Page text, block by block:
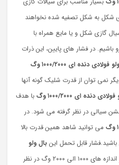
شکل به شکل تصفیه ‌شده نخواهند
گازی شکل و یا مایع همراه با
در فشار های پایین، این ذرات
فولادی دنده ای ۱۰۰۰/۲۰۰۰ وگ
نمی ‌توان از قدرت شلیک گونه آنها
دنده ای ۱۰۰۰/۲۰۰۰ وگ
با هدف
سیالی در نظر گرفته می ‌شود. در
می توانید شاهد همین قدرت بالا
قابل تحمل این بال ولو
در اندازه ‌های ۱۰۰۰ الی ۲۰۰۰ وگ در نظر